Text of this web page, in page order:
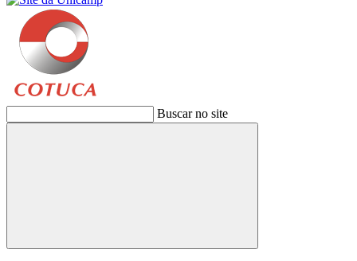
Buscar no site
Buscar